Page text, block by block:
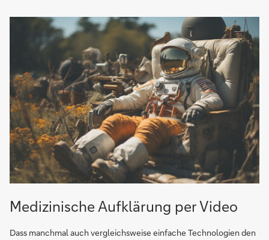
Medizinische Aufklärung per Video
Dass manchmal auch vergleichsweise einfache Technologien den